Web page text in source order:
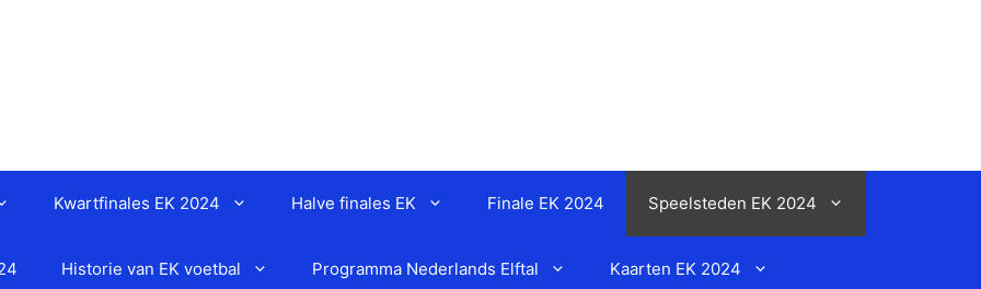
Kwartfinales EK 2024 Halve finales EK Finale EK 2024 Speelsteden EK 2024
Historie van EK voetbal Programma Nederlands Elftal Kaarten EK 2024